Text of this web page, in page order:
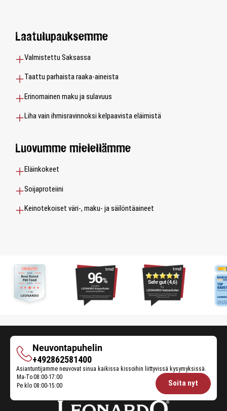
Laatulupauksemme
Valmistettu Saksassa
Taattu parhaista raaka-aineista
Erinomainen maku ja sulavuus
Liha vain ihmisravinnoksi kelpaavista eläimistä
Luovumme mielellämme
Eläinkokeet
Soijaproteiini
Keinotekoiset väri-, maku- ja säilöntäaineet
Neuvontapuhelin
Neuvontapuhelin
+492862581400
Asiantuntijamme neuvovat sinua kaikissa kissoihin liittyvissä kysymyksissä.
Opening
Ma-To08:00-17:00
Pe klo 08:00-15:00 Soita nyt